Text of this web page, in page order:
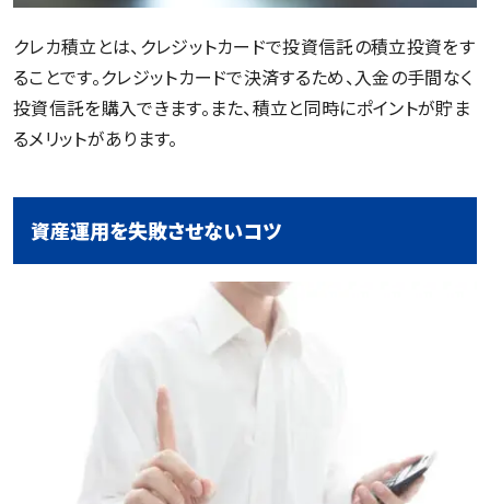
クレカ積立とは、クレジットカードで投資信託の積立投資をす
ることです。クレジットカードで決済するため、入金の手間なく
投資信託を購入できます。また、積立と同時にポイントが貯ま
るメリットがあります。
資産運用を失敗させないコツ